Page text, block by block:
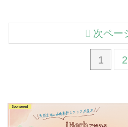
1 2
次ペー